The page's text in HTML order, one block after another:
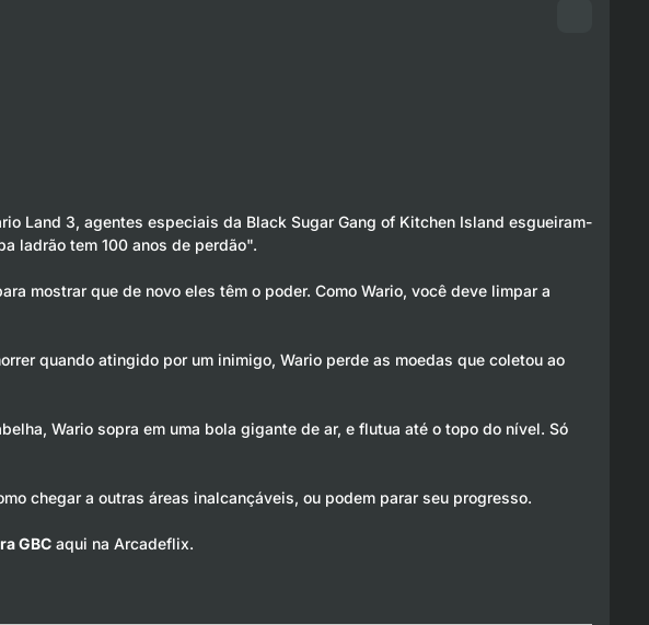
Land 3, agentes especiais da Black Sugar Gang of Kitchen Island esgueiram-
ladrão tem 100 anos de perdão".
mostrar que de novo eles têm o poder. Como Wario, você deve limpar a
quando atingido por um inimigo, Wario perde as moedas que coletou ao
Wario sopra em uma bola gigante de ar, e flutua até o topo do nível. Só
chegar a outras áreas inalcançáveis, ou podem parar seu progresso.
GBC aqui na Arcadeflix.